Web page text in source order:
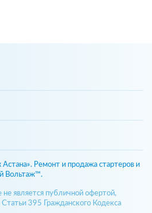
Ремонт и продажа стартеров и
Вольтаж™.
является публичной офертой,
395 Гражданского Кодекса